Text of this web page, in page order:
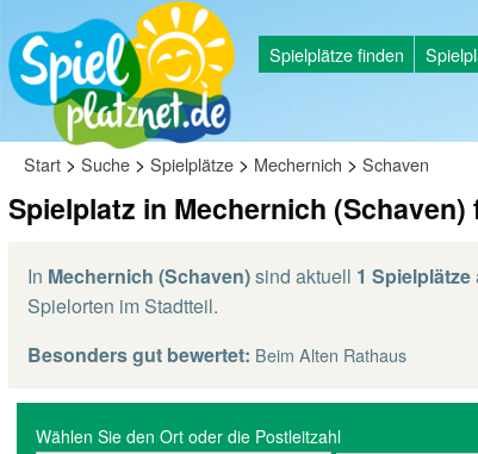
Spielplätze finden
Start > Suche > Spielplätze > Mechernich > Schaven
Spielplatz in Mechernich (Schaven)
In Mechernich (Schaven)sind aktuell 1 Spielplätze
Spielorten im Stadtteil.
Besonders gut bewertet: Beim Alten Rathaus
Wählen Sie den Ort oder die Postleitzahl